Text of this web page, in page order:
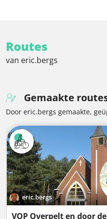
Routes
van eric.bergs
Gemaakte
Door eric.bergs gemaakte,
eric.bergs
VOP Overpelt en door